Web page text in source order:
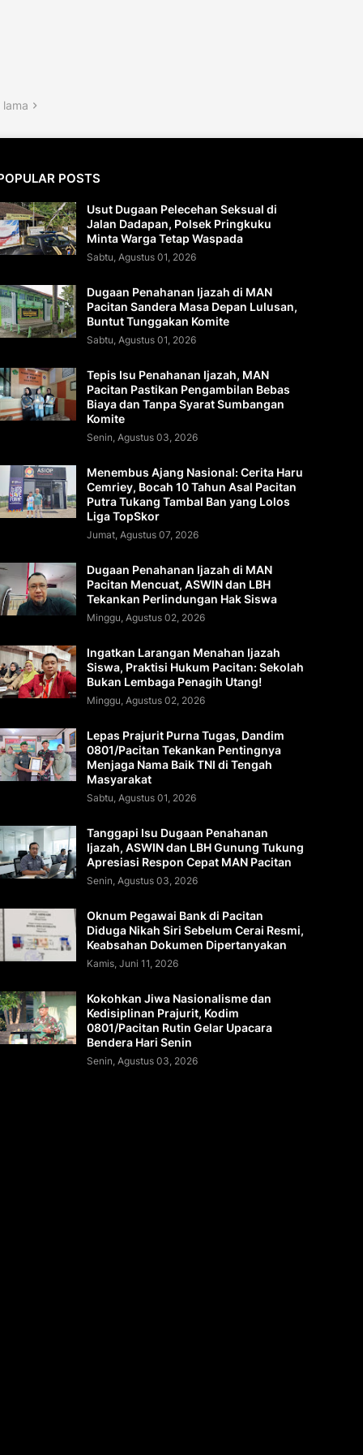
lama
POSTS
Usut Dugaan Pelecehan Seksual di
Jalan Dadapan, Polsek Pringkuku
Minta Warga Tetap Waspada
Sabtu, Agustus 01, 2026
Dugaan Penahanan Ijazah di MAN
Pacitan Sandera Masa Depan Lulusan,
Buntut Tunggakan Komite
Sabtu, Agustus 01, 2026
Tepis Isu Penahanan Ijazah, MAN
Pacitan Pastikan Pengambilan Bebas
Biaya dan Tanpa Syarat Sumbangan
Komite
Senin, Agustus 03, 2026
Menembus Ajang Nasional: Cerita Haru
Cemriey, Bocah 10 Tahun Asal Pacitan
Putra Tukang Tambal Ban yang Lolos
Liga TopSkor
Jumat, Agustus 07, 2026
Dugaan Penahanan Ijazah di MAN
Pacitan Mencuat, ASWIN dan LBH
Tekankan Perlindungan Hak Siswa
Minggu, Agustus 02, 2026
Ingatkan Larangan Menahan Ijazah
Siswa, Praktisi Hukum Pacitan: Sekolah
Bukan Lembaga Penagih Utang!
Minggu, Agustus 02, 2026
Lepas Prajurit Purna Tugas, Dandim
0801/Pacitan Tekankan Pentingnya
Menjaga Nama Baik TNI di Tengah
Masyarakat
Sabtu, Agustus 01, 2026
Tanggapi Isu Dugaan Penahanan
Ijazah, ASWIN dan LBH Gunung Tukung
Apresiasi Respon Cepat MAN Pacitan
Senin, Agustus 03, 2026
Oknum Pegawai Bank di Pacitan
Diduga Nikah Siri Sebelum Cerai Resmi,
Keabsahan Dokumen Dipertanyakan
Kamis, Juni 11, 2026
Kokohkan Jiwa Nasionalisme dan
Kedisiplinan Prajurit, Kodim
0801/Pacitan Rutin Gelar Upacara
Bendera Hari Senin
Senin, Agustus 03, 2026